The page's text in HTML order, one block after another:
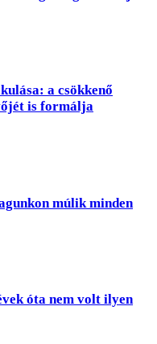
a csökkenő
is formálja
múlik minden
óta nem volt ilyen